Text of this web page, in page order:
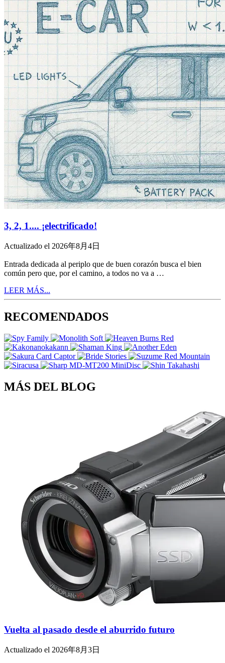
3, 2, 1.... ¡electrificado!
Actualizado el 2026年8月4日
Entrada dedicada al periplo que de buen corazón busca el bien
común pero que, por el camino, a todos no va a …
LEER MÁS...
RECOMENDADOS
MÁS DEL BLOG
Vuelta al pasado desde el aburrido futuro
Actualizado el 2026年8月3日